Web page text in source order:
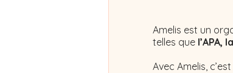
Amelis est un
telles que l’APA,
Avec Amelis,